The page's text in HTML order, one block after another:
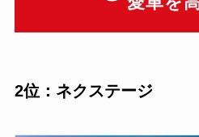
2位：ネクステージ